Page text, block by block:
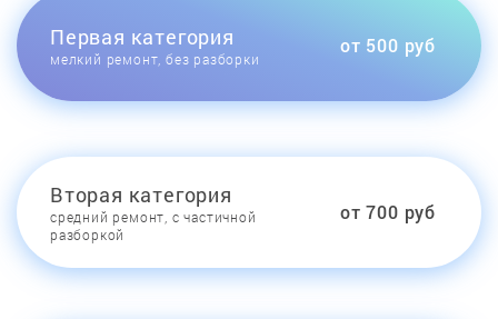
Первая категория
мелкий ремонт, без разборки
от 500 руб
Вторая категория
средний ремонт, с частичной
разборкой
от 700 руб